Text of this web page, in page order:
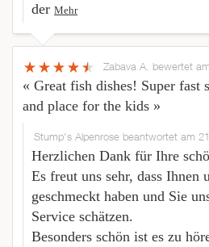
der Mehr
Zabava A. bewertet
« Great fish dishes! Super fast
and place for the kids »
Stump's Alpenrose beantwortet am
Herzlichen Dank für Ihre
Es freut uns sehr, dass Ihnen
geschmeckt haben und Sie
Service schätzen.
Besonders schön ist es zu